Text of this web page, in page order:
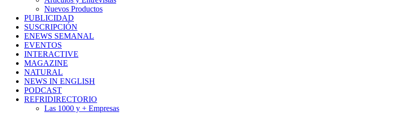
Nuevos Productos
PUBLICIDAD
SUSCRIPCIÓN
ENEWS SEMANAL
EVENTOS
INTERACTIVE
MAGAZINE
NATURAL
NEWS IN ENGLISH
PODCAST
REFRIDIRECTORIO
Las 1000 y + Empresas